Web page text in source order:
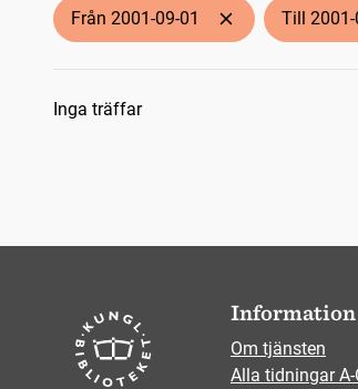
Från 2001-09-01 Till 2001-
Sökresultat
Inga träffar
Information
Om tjänsten
Alla tidningar A-